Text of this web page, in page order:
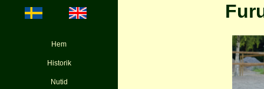
Hem
Historik
Nutid